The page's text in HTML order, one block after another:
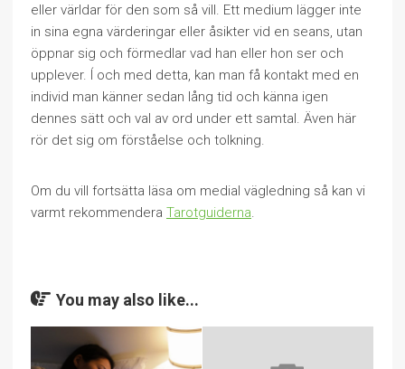
eller världar för den som så vill. Ett medium lägger inte
in sina egna värderingar eller åsikter vid en seans, utan
öppnar sig och förmedlar vad han eller hon ser och
upplever. Í och med detta, kan man få kontakt med en
individ man känner sedan lång tid och känna igen
dennes sätt och val av ord under ett samtal. Även här
rör det sig om förståelse och tolkning.
Om du vill fortsätta läsa om medial vägledning så kan vi
varmt rekommendera Tarotguiderna.
You may also like...